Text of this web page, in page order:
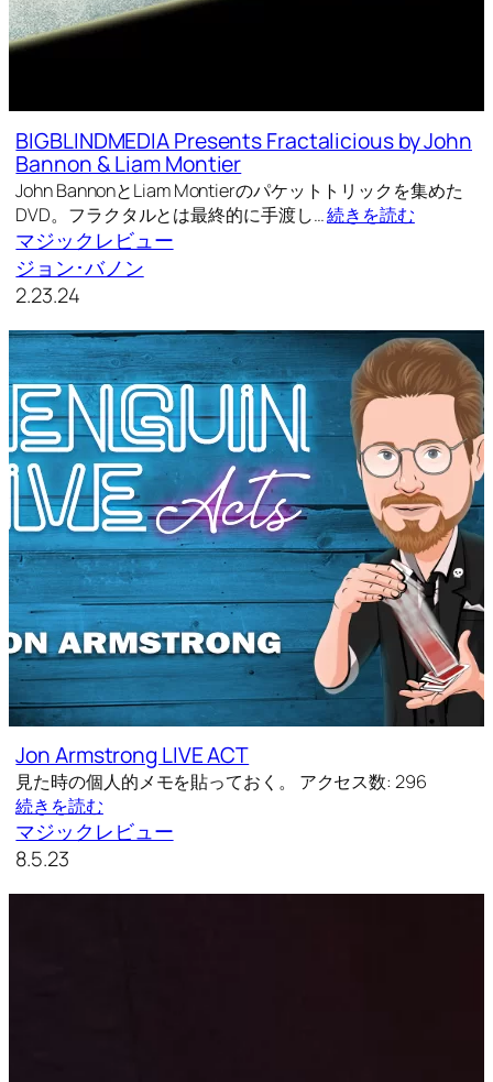
BIGBLINDMEDIA Presents Fractalicious by John
Bannon & Liam Montier
John BannonとLiam Montierのパケットトリックを集めた
DVD。フラクタルとは最終的に手渡し…続きを読む
マジックレビュー
ジョン･バノン
2.23.24
Jon Armstrong LIVE ACT
見た時の個人的メモを貼っておく。 アクセス数: 296
続きを読む
マジックレビュー
8.5.23